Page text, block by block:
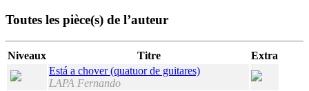
Toutes les pièce(s) de l’auteur
Niveaux Titre
Extra
Está a chover (quatuor de guitares)
LAPA Fernando